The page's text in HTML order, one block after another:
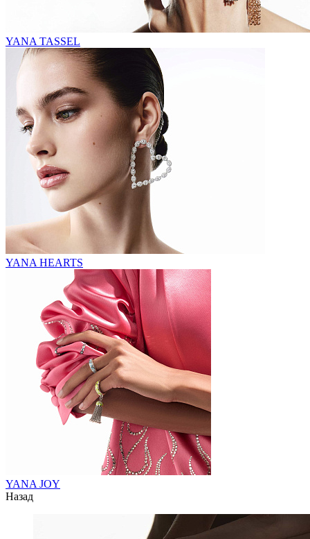
YANA TASSEL
YANA HEARTS
YANA JOY
Назад